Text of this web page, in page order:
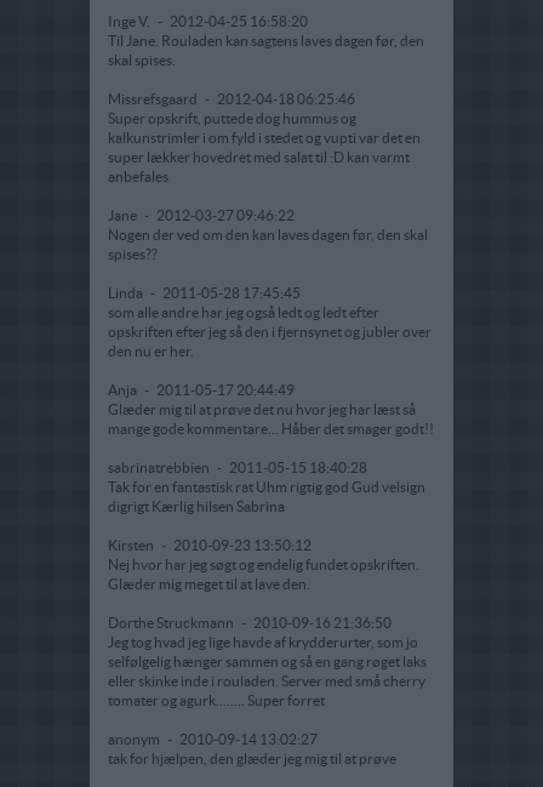
Inge V. - 2012-04-25 16:58:20
Til Jane. Rouladen kan sagtens laves dagen før, den
skal spises.
Missrefsgaard - 2012-04-18 06:25:46
Super opskrift, puttede dog hummus og
kalkunstrimler i om fyld i stedet og vupti var det en
super lækker hovedret med salat til :D kan varmt
anbefales
Jane - 2012-03-27 09:46:22
Nogen der ved om den kan laves dagen før, den skal
spises??
Linda - 2011-05-28 17:45:45
som alle andre har jeg også ledt og ledt efter
opskriften efter jeg så den i fjernsynet og jubler over
den nu er her.
Anja - 2011-05-17 20:44:49
Glæder mig til at prøve det nu hvor jeg har læst så
mange gode kommentare... Håber det smager godt!!
sabrinatrebbien - 2011-05-15 18:40:28
Tak for en fantastisk rat Uhm rigtig god Gud velsign
digrigt Kærlig hilsen Sabrina
Kirsten - 2010-09-23 13:50:12
Nej hvor har jeg søgt og endelig fundet opskriften.
Glæder mig meget til at lave den.
Dorthe Struckmann - 2010-09-16 21:36:50
Jeg tog hvad jeg lige havde af krydderurter, som jo
selfølgelig hænger sammen og så en gang røget laks
eller skinke inde i rouladen. Server med små cherry
tomater og agurk........ Super forret
anonym - 2010-09-14 13:02:27
tak for hjælpen, den glæder jeg mig til at prøve